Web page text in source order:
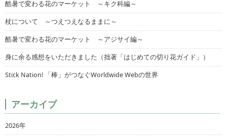
酷暑で変わる花のマーケット ～キク科編～
杖について ～つえつえなるままに～
酷暑で変わる花のマーケット ～アジサイ編～
身に余る感想をいただきました（拙著「はじめての切り花ガイド」）
Stick Nation! 「棒」がつなぐWorldwide Webの世界
アーカイブ
2026年